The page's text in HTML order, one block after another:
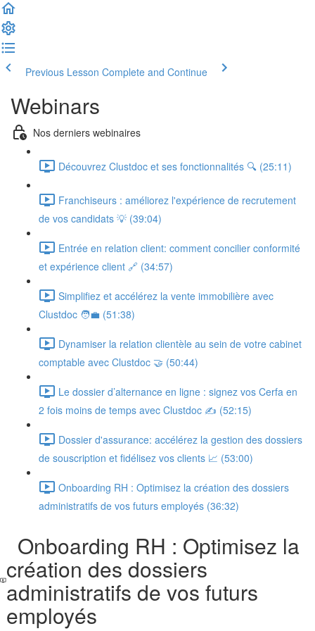
Previous Lesson Complete and Continue
Webinars
Nos derniers webinaires
Découvrez Clustdoc et ses fonctionnalités 🔍 (25:11)
Franchiseurs : améliorez l'expérience de recrutement
de vos candidats 💡 (39:04)
Entrée en relation client: comment concilier conformité
et expérience client 🔗 (34:57)
Simplifiez et accélérez la vente immobilière avec
Clustdoc 🧑‍💼 (51:38)
Dynamiser la relation clientèle au sein de votre cabinet
comptable avec Clustdoc 🤝 (50:44)
Le dossier d’alternance en ligne : signez vos Cerfa en
2 fois moins de temps avec Clustdoc ✍️ (52:15)
Dossier d'assurance: accélérez la gestion des dossiers
de souscription et fidélisez vos clients 📈 (53:00)
Onboarding RH : Optimisez la création des dossiers
administratifs de vos futurs employés (36:32)
Onboarding RH : Optimisez la
création des dossiers
administratifs de vos futurs
employés